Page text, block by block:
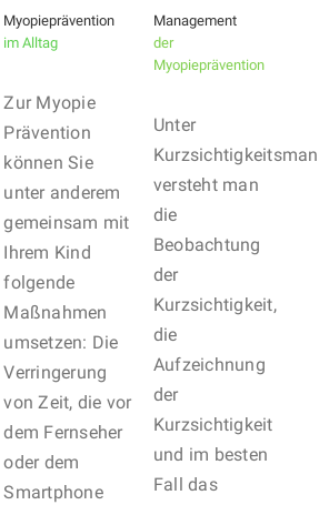
Myopieprävention
im Alltag
Zur Myopie
Prävention
können Sie
unter anderem
gemeinsam mit
Ihrem Kind
folgende
Maßnahmen
umsetzen: Die
Verringerung
von Zeit, die vor
dem Fernseher
oder dem
Smartphone
Management
der
Myopieprävention
Unter
versteht man
die
Beobachtung
der
Kurzsichtigkeit,
die
Aufzeichnung
der
Kurzsichtigkeit
und im besten
Fall das